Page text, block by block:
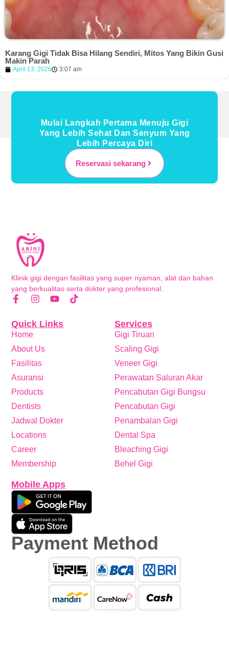
Karang Gigi Tidak Bisa Hilang Sendiri, Mitos Yang Bikin Gusi
Makin Parah
April 13, 2026 3:07 am
Mulai Langkah Pertama Menuju Gigi
Yang Lebih Sehat Dan Senyum Yang
Lebih Percaya Diri
Reservasi sekarang
Klinik gigi dengan fasilitas yang super nyaman, alat dan bahan
yang berkualitas serta dokter yang profesional.
Services
Gigi Tiruan
Scaling Gigi
Veneer Gigi
Perawatan Saluran Akar
Pencabutan Gigi Bungsu
Pencabutan Gigi
Penambalan Gigi
Dental Spa
Bleaching Gigi
Behel Gigi
Quick Links
Home
About Us
Fasilitas
Asuransi
Products
Dentists
Jadwal Dokter
Locations
Career
Membership
Mobile Apps
Payment Method